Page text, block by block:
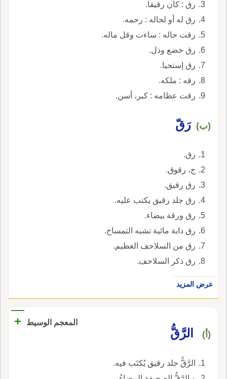
رق : كان رقيقا.
رق له أو لحاله : رحمه.
رقت حاله : ساءت وقل ماله.
رق خضع وذل.
رق إستحيا.
رقه : ملكه.
رقت عظامه : كبر، أسن.
(ب) رَقّ
رق.
ج، رقوق.
رق رقيق.
رق جلد رقيق يكتب عليه.
رق ورقة بيضاء.
رق دابة مائية تشبه التمساح.
رق من السلاحف العظيم.
رق ذكر السلاحف.
عرض المزيد
المعجم الوسيط +
(أ) الرَّقُّ
الرَّقُّ جلد رقيق يُكتَب فيه.